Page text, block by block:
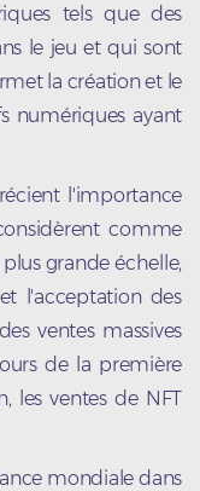
tels que des
le jeu et qui sont
la création et le
numériques ayant
l'importance
comme
grande échelle,
l'acceptation des
ventes massives
de la première
les ventes de NFT
mondiale dans